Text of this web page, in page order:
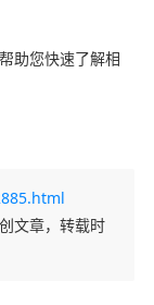
助您快速了解相
文章，转载时